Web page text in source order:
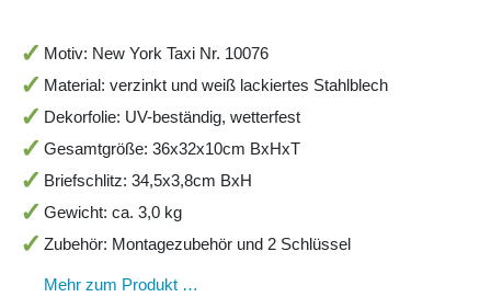
Motiv: New York Taxi Nr. 10076
Material: verzinkt und weiß lackiertes Stahlblech
Dekorfolie: UV-beständig, wetterfest
Gesamtgröße: 36x32x10cm BxHxT
Briefschlitz: 34,5x3,8cm BxH
Gewicht: ca. 3,0 kg
Zubehör: Montagezubehör und 2 Schlüssel
Mehr zum Produkt …